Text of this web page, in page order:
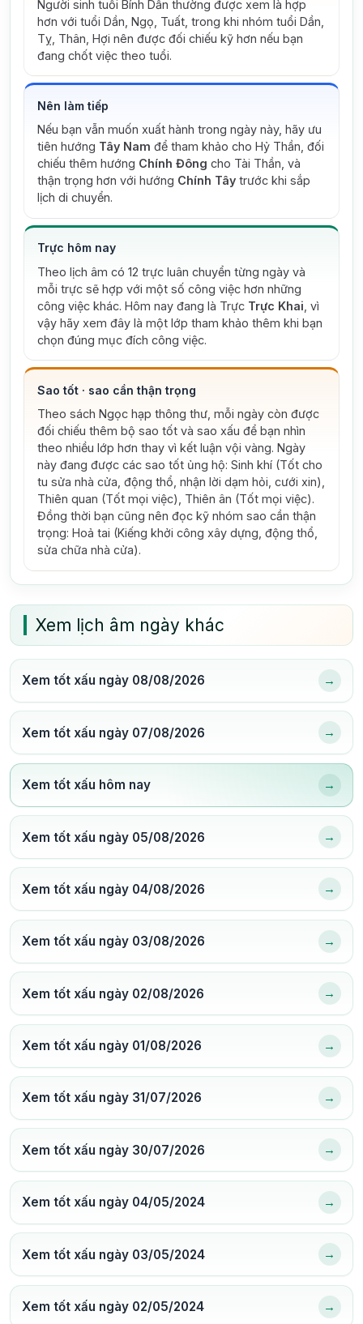
Người sinh tuổi Bính Dần thường được xem là hợp
hơn với tuổi Dần, Ngọ, Tuất, trong khi nhóm tuổi Dần,
Tỵ, Thân, Hợi nên được đối chiếu kỹ hơn nếu bạn
đang chốt việc theo tuổi.
Nên làm tiếp
Nếu bạn vẫn muốn xuất hành trong ngày này, hãy ưu
tiên hướng Tây Nam để tham khảo cho Hỷ Thần, đối
chiếu thêm hướng Chính Đông cho Tài Thần, và
thận trọng hơn với hướng Chính Tây trước khi sắp
lịch di chuyển.
Trực hôm nay
Theo lịch âm có 12 trực luân chuyển từng ngày và
mỗi trực sẽ hợp với một số công việc hơn những
công việc khác. Hôm nay đang là Trực Trực Khai , vì
vậy hãy xem đây là một lớp tham khảo thêm khi bạn
chọn đúng mục đích công việc.
Sao tốt · sao cần thận trọng
Theo sách Ngọc hạp thông thư, mỗi ngày còn được
đối chiếu thêm bộ sao tốt và sao xấu để bạn nhìn
theo nhiều lớp hơn thay vì kết luận vội vàng. Ngày
này đang được các sao tốt ủng hộ: Sinh khí (Tốt cho
tu sửa nhà cửa, động thổ, nhận lời dạm hỏi, cưới xin),
Thiên quan (Tốt mọi việc), Thiên ân (Tốt mọi việc).
Đồng thời bạn cũng nên đọc kỹ nhóm sao cần thận
trọng: Hoả tai (Kiếng khởi công xây dựng, động thổ,
sửa chữa nhà cửa).
Xem lịch âm ngày khác
Xem tốt xấu ngày 08/08/2026 →
Xem tốt xấu ngày 07/08/2026 →
Xem tốt xấu hôm nay →
Xem tốt xấu ngày 05/08/2026 →
Xem tốt xấu ngày 04/08/2026 →
Xem tốt xấu ngày 03/08/2026 →
Xem tốt xấu ngày 02/08/2026 →
Xem tốt xấu ngày 01/08/2026 →
Xem tốt xấu ngày 31/07/2026 →
Xem tốt xấu ngày 30/07/2026 →
Xem tốt xấu ngày 04/05/2024 →
Xem tốt xấu ngày 03/05/2024 →
Xem tốt xấu ngày 02/05/2024 →